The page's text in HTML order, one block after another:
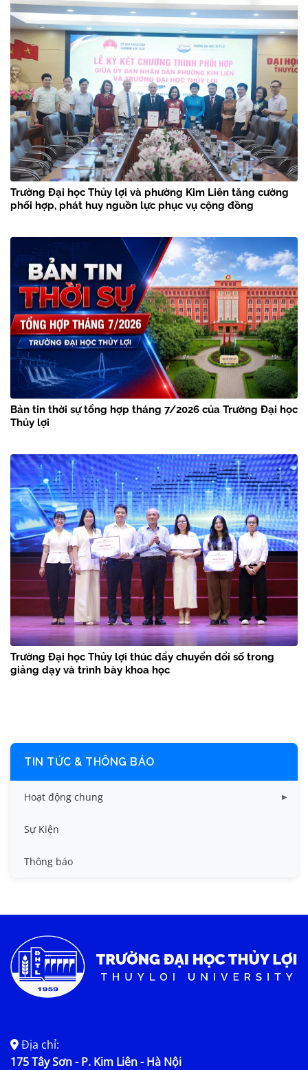
Trường Đại học Thủy lợi và phường Kim Liên tăng cường
phối hợp, phát huy nguồn lực phục vụ cộng đồng
Bản tin thời sự tổng hợp tháng 7/2026 của Trường Đại học
Thủy lợi
Trường Đại học Thủy lợi thúc đẩy chuyển đổi số trong
giảng dạy và trình bày khoa học
TIN TỨC & THÔNG BÁO
Hoạt động chung
Tin công tác sinh viên
Tin đào tạo
Tin tức chung
Sự Kiện
Thông báo
Địa chỉ:
175 Tây Sơn - P. Kim Liên - Hà Nội